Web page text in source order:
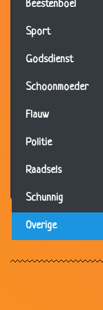
Beestenboel
Sport
Godsdienst
Schoonmoeder
Flauw
Politie
Raadsels
Schunnig
Overige